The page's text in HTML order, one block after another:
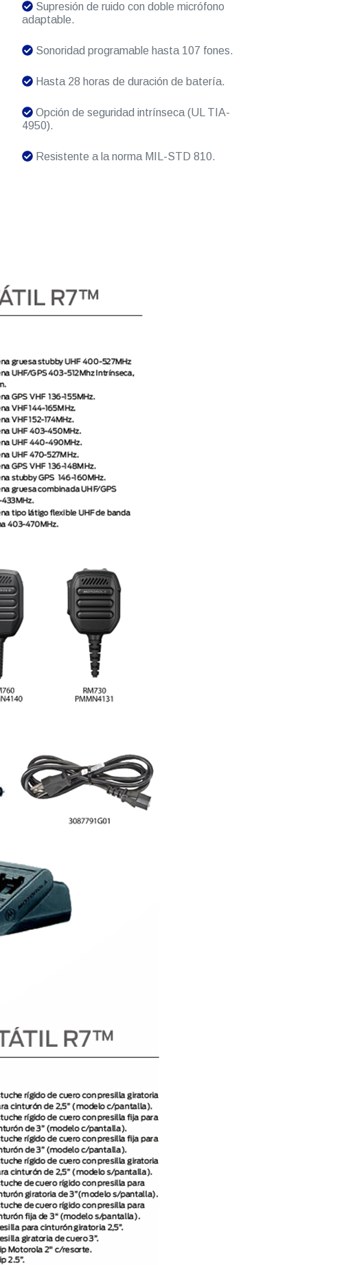
Supresión de ruido con doble micrófono
adaptable.
Sonoridad programable hasta 107 fones.
Hasta 28 horas de duración de batería.
Opción de seguridad intrínseca (UL TIA-
4950).
Resistente a la norma MIL-STD 810.